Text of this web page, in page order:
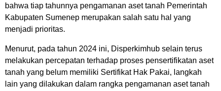
bahwa tiap tahunnya pengamanan aset tanah Pemerintah
Kabupaten Sumenep merupakan salah satu hal yang
menjadi prioritas.
Menurut, pada tahun 2024 ini, Disperkimhub selain terus
melakukan percepatan terhadap proses pensertifikatan aset
tanah yang belum memiliki Sertifikat Hak Pakai, langkah
lain yang dilakukan dalam rangka pengamanan aset tanah